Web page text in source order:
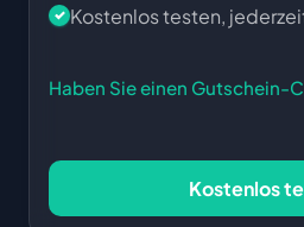
Kostenlos testen,
Haben Sie einen Gutschein-
Kostenlos